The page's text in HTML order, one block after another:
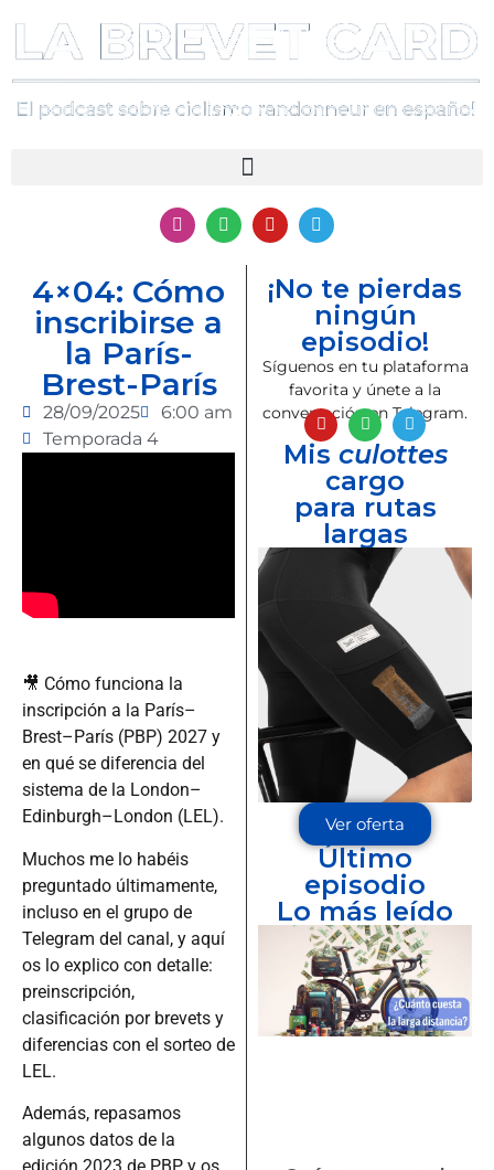
4×04: Cómo
inscribirse a
la París-
Brest-París
28/09/2025
6:00 am
Temporada 4
🎥 Cómo funciona la
inscripción a la París–
Brest–París (PBP) 2027 y
en qué se diferencia del
sistema de la London–
Edinburgh–London (LEL).
Muchos me lo habéis
preguntado últimamente,
incluso en el grupo de
Telegram del canal, y aquí
os lo explico con detalle:
preinscripción,
clasificación por brevets y
diferencias con el sorteo de
LEL.
Además, repasamos
algunos datos de la
¡No te pierdas
ningún
episodio!
Síguenos en tu plataforma
favorita y únete a la
conversación en Telegram.
Mis culottes
cargo
para rutas
largas
Ver oferta
Último
episodio
Lo más leído